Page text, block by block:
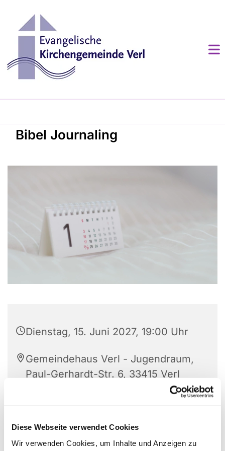
Diese Webseite verwendet Cookies
Wir verwenden Cookies, um Inhalte und Anzeigen zu
Bibel Journaling
Dienstag, 15. Juni 2027, 19:00 Uhr
Gemeindehaus Verl - Jugendraum,
Paul-Gerhardt-Str. 6, 33415 Verl
Ein AngebotJugendliche und junggebliebene
Erwachsene